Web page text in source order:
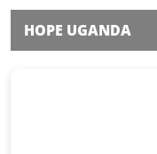
HOPE UGANDA